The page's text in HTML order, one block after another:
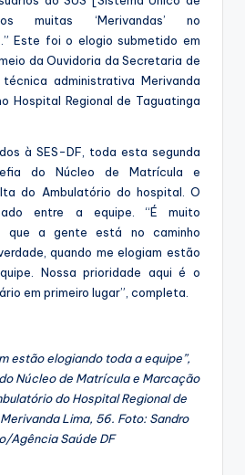
muitas ‘Merivandas’ no
Este foi o elogio submetido em
da Ouvidoria da Secretaria de
administrativa Merivanda
Hospital Regional de Taguatinga
à SES-DF, toda esta segunda
do Núcleo de Matrícula e
do Ambulatório do hospital. O
entre a equipe. “É muito
que a gente está no caminho
quando me elogiam estão
Nossa prioridade aqui é o
em primeiro lugar”, completa.
estão elogiando toda a equipe”,
Núcleo de Matrícula e Marcação
do Hospital Regional de
Lima, 56. Foto: Sandro
Agência Saúde DF